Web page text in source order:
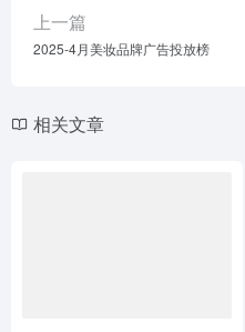
上一篇
2025-4月美妆品牌广告投放榜
相关文章